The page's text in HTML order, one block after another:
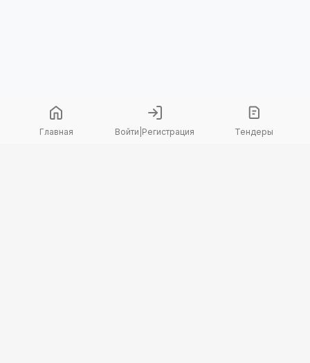
Главная Войти Регистрация Тендеры